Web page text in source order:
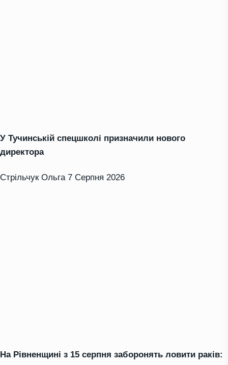
У Тучинській спецшколі призначили нового
директора
Стрільчук Ольга 7 Серпня 2026
На Рівненщині з 15 серпня заборонять ловити раків: